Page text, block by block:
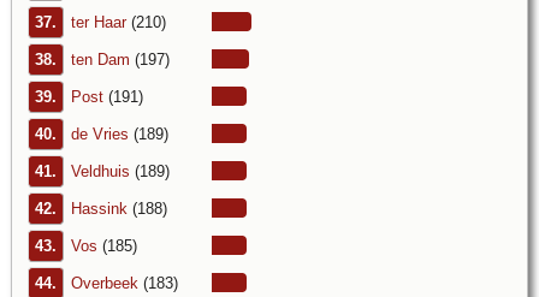
37. ter Haar(210)
38. ten Dam (197)
39. Post (191)
40. de Vries (189)
41. Veldhuis (189)
42. Hassink (188)
43. Vos (185)
44. Overbeek (183)